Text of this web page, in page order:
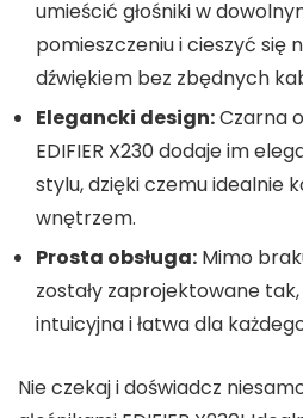
umieścić głośniki w
pomieszczeniu i cieszyć się
dźwiękiem bez zbędnych
Elegancki design:Czarna
EDIFIER X230 dodaje im
stylu, dzięki czemu idealnie
wnętrzem.
Prosta obsługa: Mimo
zostały zaprojektowane tak,
intuicyjna i łatwa dla
Nie czekaj i doświadcz